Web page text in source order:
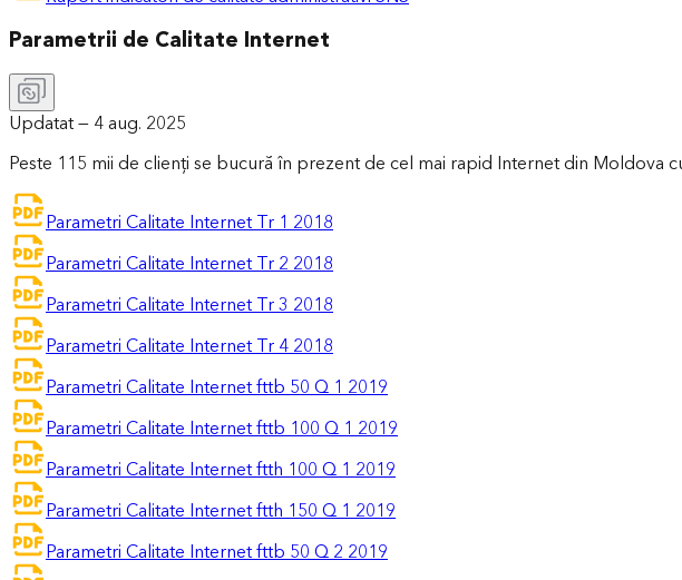
Parametrii de Calitate Internet
Updatat — 4 aug. 2025
Peste 115 mii de clienţi se bucură în prezent de cel mai rapid Internet din Moldova
Parametri Calitate Internet Tr 1 2018
Parametri Calitate Internet Tr 2 2018
Parametri Calitate Internet Tr 3 2018
Parametri Calitate Internet Tr 4 2018
Parametri Calitate Internet fttb 50 Q 1 2019
Parametri Calitate Internet fttb 100 Q 1 2019
Parametri Calitate Internet ftth 100 Q 1 2019
Parametri Calitate Internet ftth 150 Q 1 2019
Parametri Calitate Internet fttb 50 Q 2 2019